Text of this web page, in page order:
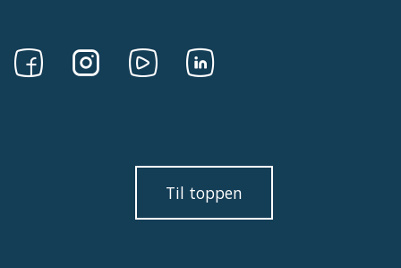
Følg
Følg
Følg
Følg
Til toppen